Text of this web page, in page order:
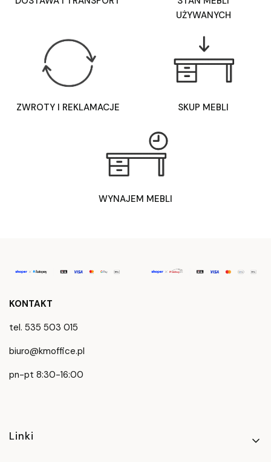
UŻYWANYCH
ZWROTY I REKLAMACJE SKUP MEBLI
WYNAJEM MEBLI
KONTAKT
tel. 535 503 015
biuro@kmoffice.pl
pn-pt 8:30-16:00
Linki w stopce
Linki